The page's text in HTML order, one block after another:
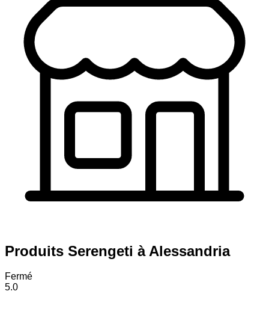
Produits Serengeti à Alessandria
Fermé
5.0